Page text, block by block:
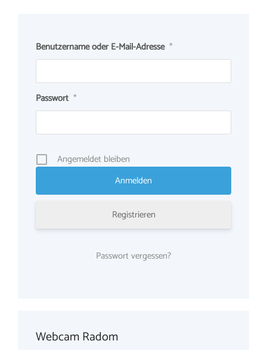
Benutzername oder E-Mail-Adresse *
Passwort *
Angemeldet bleiben
Registrieren
Passwort vergessen?
Webcam Radom